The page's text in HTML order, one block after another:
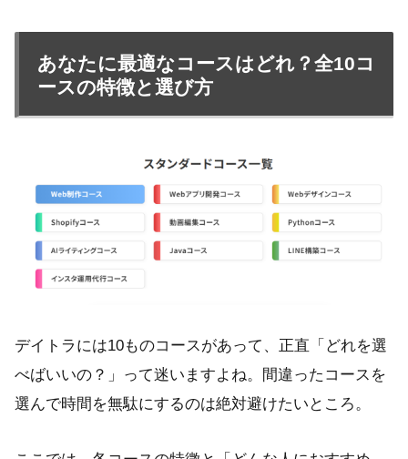
あなたに最適なコースはどれ？全10コ
ースの特徴と選び方
デイトラには10ものコースがあって、正直「どれを選
べばいいの？」って迷いますよね。間違ったコースを
選んで時間を無駄にするのは絶対避けたいところ。